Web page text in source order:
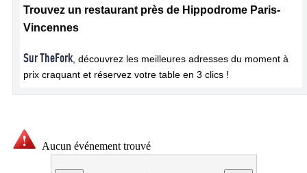
Trouvez un restaurant près de Hippodrome Paris-
Vincennes
Sur TheFork , découvrez les meilleures adresses du moment à
prix craquant et réservez votre table en 3 clics !
Aucun événement trouvé